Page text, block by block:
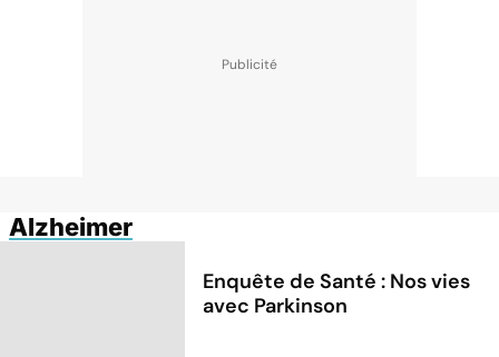
Alzheimer
Enquête de Santé : Nos vies
avec Parkinson